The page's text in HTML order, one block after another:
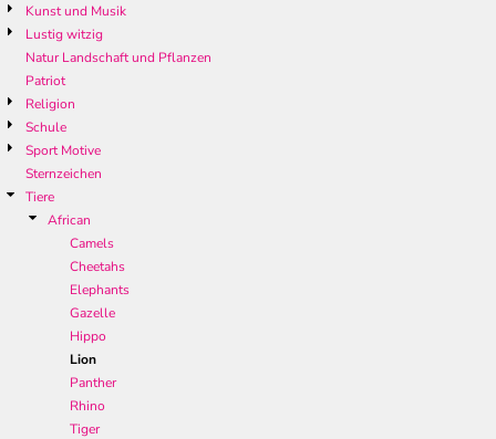
Kunst und Musik
Lustig witzig
Natur Landschaft und Pflanzen
Patriot
Religion
Schule
Sport Motive
Sternzeichen
Tiere
African
Camels
Cheetahs
Elephants
Gazelle
Hippo
Lion
Panther
Rhino
Tiger